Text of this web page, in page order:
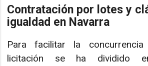
Contratación por lotes y
igualdad en Navarra
Para facilitar la concurrencia
licitación se ha dividido